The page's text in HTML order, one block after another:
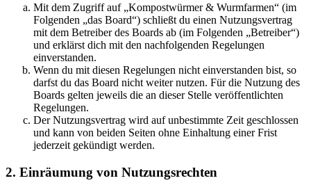
Mit dem Zugriff auf „Kompostwürmer & Wurmfarmen“ (im
Folgenden „das Board“) schließt du einen Nutzungsvertrag
mit dem Betreiber des Boards ab (im Folgenden „Betreiber“)
und erklärst dich mit den nachfolgenden Regelungen
einverstanden.
Wenn du mit diesen Regelungen nicht einverstanden bist, so
darfst du das Board nicht weiter nutzen. Für die Nutzung des
Boards gelten jeweils die an dieser Stelle veröffentlichten
Regelungen.
Der Nutzungsvertrag wird auf unbestimmte Zeit geschlossen
und kann von beiden Seiten ohne Einhaltung einer Frist
jederzeit gekündigt werden.
2. Einräumung von Nutzungsrechten